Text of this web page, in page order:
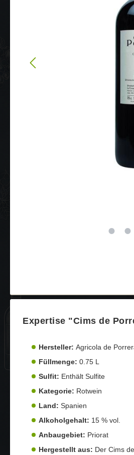
Expertise "Cims de
Hersteller: Agricola de
Füllmenge: 0.75 L
Sulfit: Enthält Sulfite
Kategorie: Rotwein
Land: Spanien
Alkoholgehalt: 15 % vol.
Anbaugebiet: Priorat
Hergestellt aus: Der Cims